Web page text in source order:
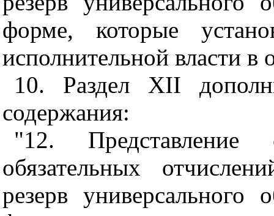
форме, которые
исполнительной власти в
10. Раздел XII
содержания:
"12.
обязательных
резерв